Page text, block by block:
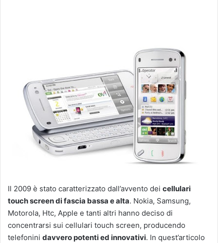
Il 2009 è stato caratterizzato dall’avvento dei cellulari
touch screen di fascia bassa e alta. Nokia, Samsung,
Motorola, Htc, Apple e tanti altri hanno deciso di
concentrarsi sui cellulari touch screen, producendo
telefonini davvero potenti ed innovativi. In quest’articolo